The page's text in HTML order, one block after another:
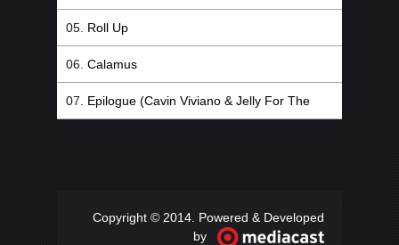
Roll Up
Calamus
Epilogue (Cavin Viviano & Jelly For The
Copyright © 2014. Powered & Developed
by